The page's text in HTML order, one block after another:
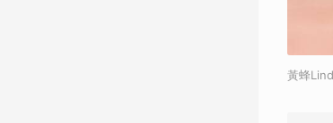
黃蜂